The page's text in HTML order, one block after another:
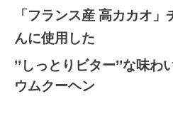
「フランス産 高カカオ
んに使用した
’’しっとりビター’’な味
ウムクーヘン